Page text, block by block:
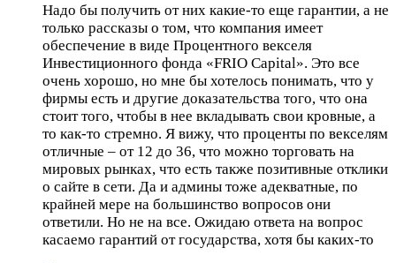
Надо бы получить от них какие-то еще гарантии, а не
только рассказы о том, что компания имеет
обеспечение в виде Процентного векселя
Инвестиционного фонда «FRIO Capital». Это все
очень хорошо, но мне бы хотелось понимать, что у
фирмы есть и другие доказательства того, что она
стоит того, чтобы в нее вкладывать свои кровные, а
то как-то стремно. Я вижу, что проценты по векселям
отличные – от 12 до 36, что можно торговать на
мировых рынках, что есть также позитивные отклики
о сайте в сети. Да и админы тоже адекватные, по
крайней мере на большинство вопросов они
ответили. Но не на все. Ожидаю ответа на вопрос
касаемо гарантий от государства, хотя бы каких-то